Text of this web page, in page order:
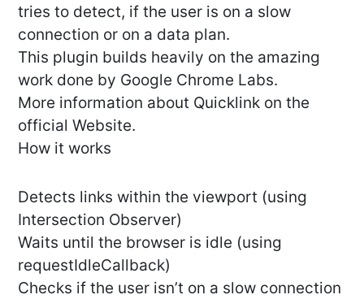
tries to detect, if the user is on a slow
connection or on a data plan.
This plugin builds heavily on the amazing
work done by Google Chrome Labs.
More information about Quicklink on the
official Website.
How it works
Detects links within the viewport (using
Intersection Observer)
Waits until the browser is idle (using
requestIdleCallback)
Checks if the user isn’t on a slow connection